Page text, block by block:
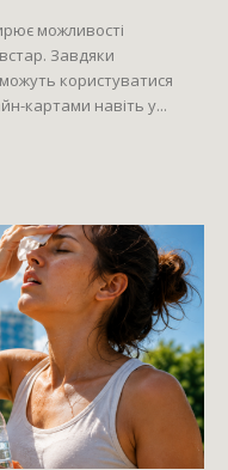
можливості
Завдяки
можуть користуватися
картами навіть у...